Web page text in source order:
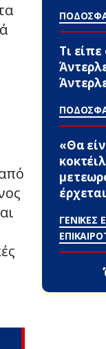
Τι
«Θα
ΓΕΝΙΚΕΣ